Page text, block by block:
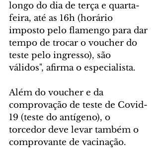
longo do dia de terça e quarta-
feira, até as 16h (horário
imposto pelo flamengo para dar
tempo de trocar o voucher do
teste pelo ingresso), são
válidos", afirma o especialista.
Além do voucher e da
comprovação de teste de Covid-
19 (teste do antígeno), o
torcedor deve levar também o
comprovante de vacinação.